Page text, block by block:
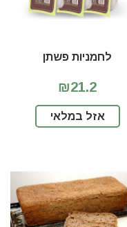
לחמניות פשתן
₪21.2
אזל במלאי